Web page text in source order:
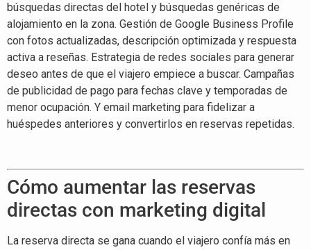
búsquedas directas del hotel y búsquedas genéricas de
alojamiento en la zona. Gestión de Google Business Profile
con fotos actualizadas, descripción optimizada y respuesta
activa a reseñas. Estrategia de redes sociales para generar
deseo antes de que el viajero empiece a buscar. Campañas
de publicidad de pago para fechas clave y temporadas de
menor ocupación. Y email marketing para fidelizar a
huéspedes anteriores y convertirlos en reservas repetidas.
Cómo aumentar las reservas
directas con marketing digital
La reserva directa se gana cuando el viajero confía más en